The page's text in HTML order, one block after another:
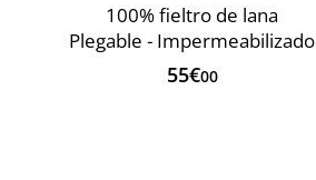
100% fieltro de lana
Plegable - Impermeabilizado
55€00